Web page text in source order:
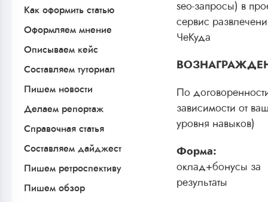
Как оформить статью
Оформляем мнение
Описываем кейс
Составляем туториал
Пишем новости
Делаем репортаж
Справочная статья
Составляем дайджест
Пишем ретроспективу
Пишем обзор
seo-запросы) в
сервис
ЧеКуда
По
зависимости от
уровня навыков)
Форма:
оклад+бонусы за
результаты